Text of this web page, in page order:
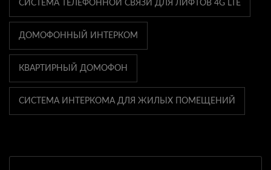
СИСТЕМА ТЕЛЕФОННОЙ СВЯЗИ ДЛЯ ЛИФТОВ 4G LTE
ДОМОФОННЫЙ ИНТЕРКОМ
КВАРТИРНЫЙ ДОМОФОН
СИСТЕМА ИНТЕРКОМА ДЛЯ ЖИЛЫХ ПОМЕЩЕНИЙ